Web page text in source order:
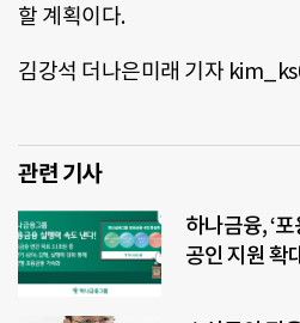
할 계획이다.
김강석 더나은미래 기자
관련 기사
하나금융, ‘
공인 지원 확